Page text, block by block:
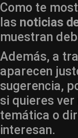
Como te
las noticias
muestran
Además, a
aparecen
sugerencia,
si quieres
temática o
interesan.